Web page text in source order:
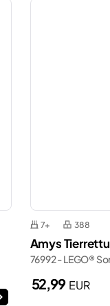
7+ 388
Amys
76992 - LEGO®
52,99 EUR